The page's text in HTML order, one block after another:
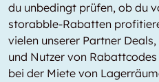
du unbedingt prüfen, ob du
storabble-Rabatten
vielen unserer Partner
und Nutzer von
bei der Miete von